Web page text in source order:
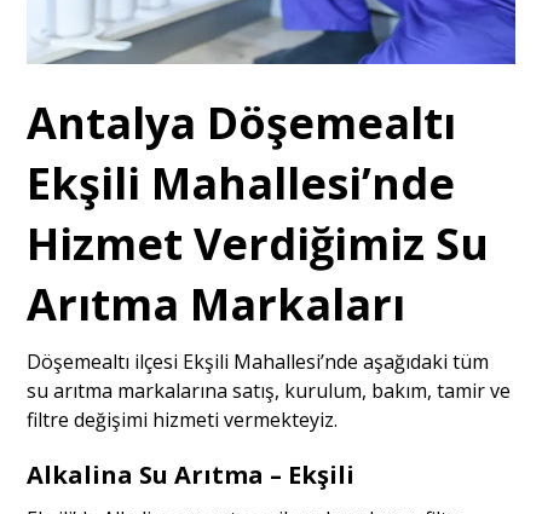
Antalya Döşemealtı
Ekşili Mahallesi’nde
Hizmet Verdiğimiz Su
Arıtma Markaları
Döşemealtı ilçesi Ekşili Mahallesi’nde aşağıdaki tüm
su arıtma markalarına satış, kurulum, bakım, tamir ve
filtre değişimi hizmeti vermekteyiz.
Alkalina Su Arıtma – Ekşili